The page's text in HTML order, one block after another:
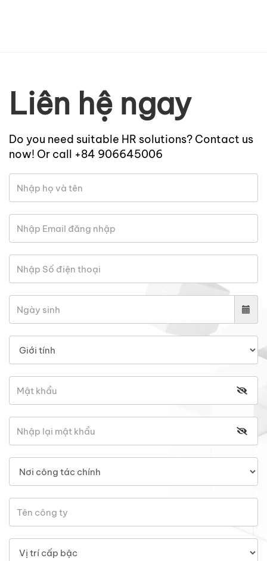
Liên hệ ngay
Do you need suitable HR solutions? Contact us
now! Or call +84 906645006